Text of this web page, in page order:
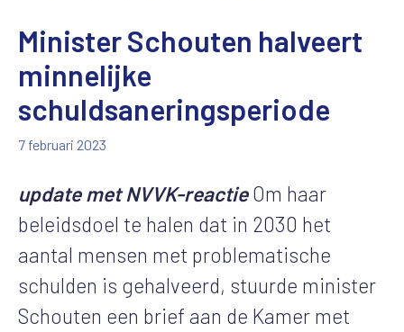
Minister Schouten halveert
minnelijke
schuldsaneringsperiode
7 februari 2023
update met NVVK-reactieOm haar
beleidsdoel te halen dat in 2030 het
aantal mensen met problematische
schulden is gehalveerd, stuurde minister
Schouten een brief aan de Kamer met